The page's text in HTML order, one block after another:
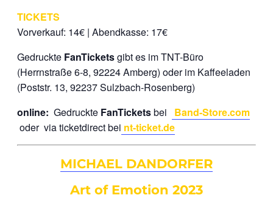
TICKETS
Vorverkauf: 14€ | Abendkasse: 17€
Gedruckte FanTicketsgibt es im TNT-Büro
(Herrnstraße 6-8, 92224 Amberg) oder im Kaffeeladen
(Poststr. 13, 92237 Sulzbach-Rosenberg)
online: Gedruckte FanTicketsbei
Band-Store.com
oder via ticketdirect bei nt-ticket.de
MICHAEL DANDORFER
Art of Emotion 2023